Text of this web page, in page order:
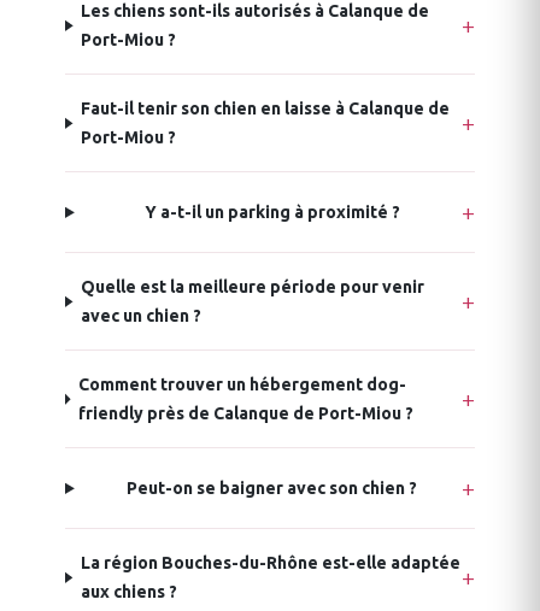
Les chiens sont-ils autorisés à Calanque de
Port-Miou ?
Faut-il tenir son chien en laisse à Calanque de
Port-Miou ?
Y a-t-il un parking à proximité ?
Quelle est la meilleure période pour venir
avec un chien ?
Comment trouver un hébergement dog-
friendly près de Calanque de Port-Miou ?
Peut-on se baigner avec son chien ?
La région Bouches-du-Rhône est-elle adaptée
aux chiens ?